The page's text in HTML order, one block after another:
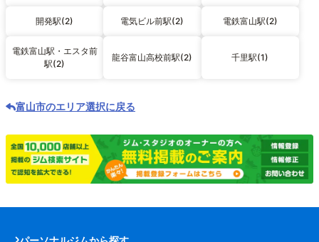
開発駅(2) 電気ビル前駅(2) 電鉄富山駅(2)
電鉄富山駅・エスタ前
駅(2)
龍谷富山高校前駅(2) 千里駅(1)
富山市のエリア選択に戻る